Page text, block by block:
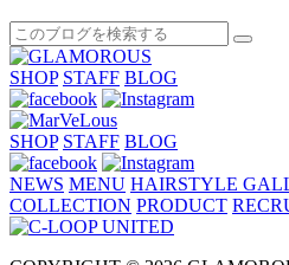
SHOP STAFF BLOG
SHOP STAFF BLOG
NEWS MENU HAIRSTYLE
COLLECTION PRODUCT